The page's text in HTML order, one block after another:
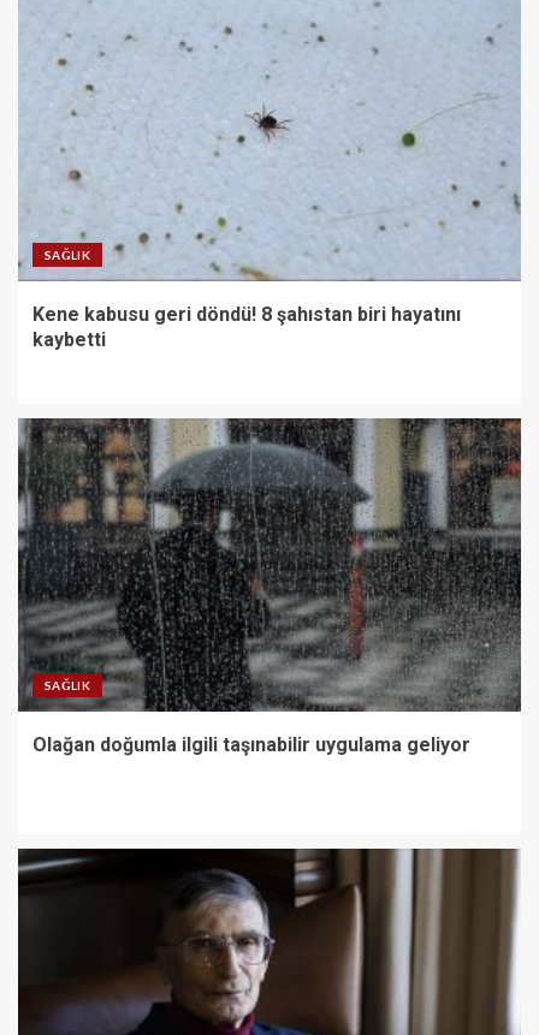
SAĞLIK
Kene kabusu geri döndü! 8 şahıstan biri hayatını
kaybetti
SAĞLIK
Olağan doğumla ilgili taşınabilir uygulama geliyor